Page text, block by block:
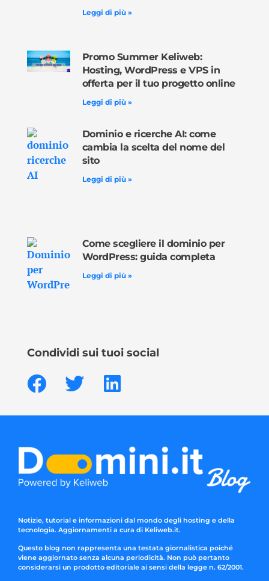
Leggi di più »
Promo Summer Keliweb:
Hosting, WordPress e VPS in
offerta per il tuo progetto online
Leggi di più »
Dominio e ricerche AI: come
cambia la scelta del nome del
sito
Leggi di più »
Come scegliere il dominio per
WordPress: guida completa
Leggi di più »
Condividi sui tuoi social
Notizie, tutorial e informazioni dal mondo degli hosting e della
tecnologia. Aggiornamenti a cura di Keliweb.it.
Questo blog non rappresenta una testata giornalistica poiché
viene aggiornato senza alcuna periodicità. Non può pertanto
considerarsi un prodotto editoriale ai sensi della legge n. 62/2001.